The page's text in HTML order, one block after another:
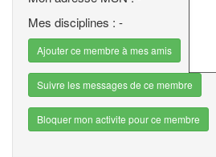
Mes disciplines : -
Ajouter ce membre à mes amis
Suivre les messages de ce membre
Bloquer mon activite pour ce membre